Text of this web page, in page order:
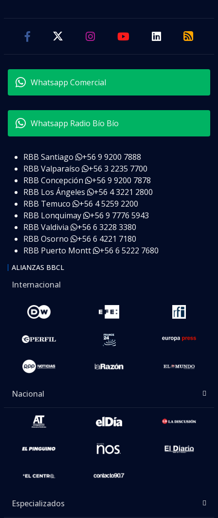
Whatsapp Comercial
Whatsapp Radio Bío Bío
RBB Santiago
+56 9 9200 7888
RBB Valparaíso
+56 3 2235 7700
RBB Concepción
+56 9 9200 7878
RBB Los Ángeles
+56 4 3221 2800
RBB Temuco
+56 4 5259 2200
RBB Lonquimay
+56 9 7776 5943
RBB Valdivia
+56 6 3228 3380
RBB Osorno
+56 6 4221 7180
RBB Puerto Montt
+56 6 5222 7680
ALIANZAS BBCL
Internacional
Nacional
Especializados